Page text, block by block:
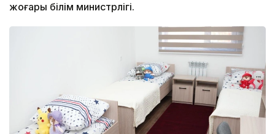
жоғары білім министрлігі.